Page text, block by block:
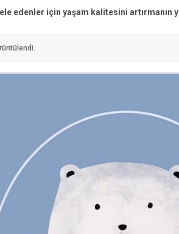
edenler için yaşam kalitesini artırmanın